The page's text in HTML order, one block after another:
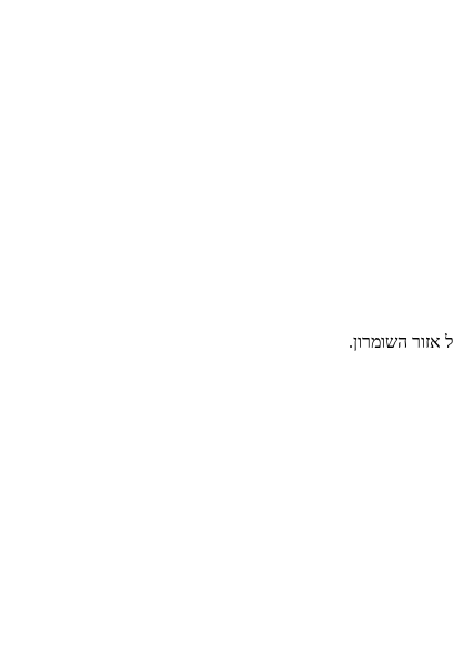
השומרון.